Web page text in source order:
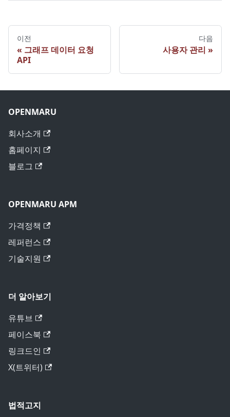
이전
그래프 데이터 요청
API
다음
사용자 관리
OPENMARU
회사소개
홈페이지
블로그
OPENMARU APM
가격정책
레퍼런스
기술지원
더 알아보기
유튜브
페이스북
링크드인
X(트위터)
법적고지